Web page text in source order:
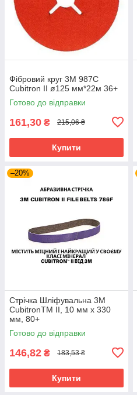
Фібровий круг 3M 987C
Cubitron II ø125 мм*22м 36+
Готово до відправки
161,30 ₴ 215,06 ₴
Купити
–20%
Стрічка Шліфувальна 3M
CubitronTM II, 10 мм x 330
мм, 80+
Готово до відправки
146,82 ₴ 183,53 ₴
Купити